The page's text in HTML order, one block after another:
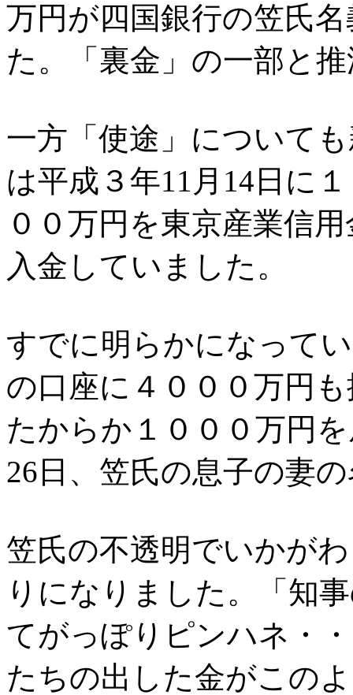
万円が四国銀行の笠氏
た。「裏金」の一部と
一方「使途」について
は平成３年11月14日に
００万円を東京産業信
入金していました。
すでに明らかになって
の口座に４０００万円
たからか１０００万円
26日、笠氏の息子の妻
笠氏の不透明でいかが
りになりました。「知
てがっぽりピンハネ・
たちの出した金がこの